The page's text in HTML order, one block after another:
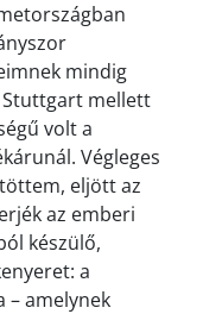
mindig
mellett
volt a
Végleges
eljött az
az emberi
készülő,
a
– amelynek